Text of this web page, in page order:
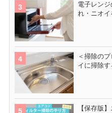
電子レン
れ・ニオイ
＜掃除の
イに掃除
【保存版